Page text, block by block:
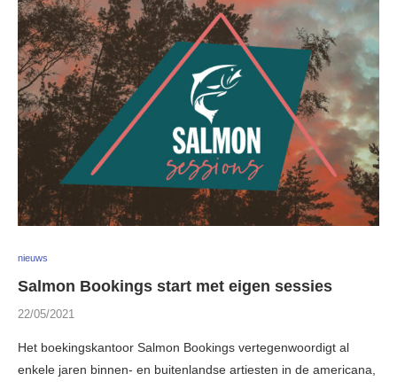
nieuws
Salmon Bookings start met eigen sessies
22/05/2021
Het boekingskantoor Salmon Bookings vertegenwoordigt al
enkele jaren binnen- en buitenlandse artiesten in de americana,